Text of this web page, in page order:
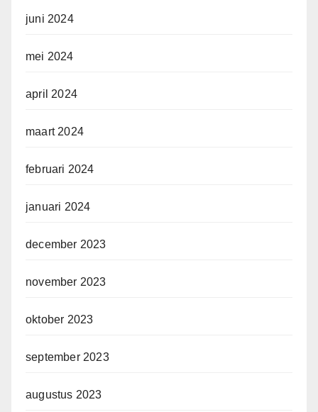
juni 2024
mei 2024
april 2024
maart 2024
februari 2024
januari 2024
december 2023
november 2023
oktober 2023
september 2023
augustus 2023